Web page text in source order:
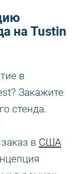
на Tustin
в
Закажите
стенда.
в США